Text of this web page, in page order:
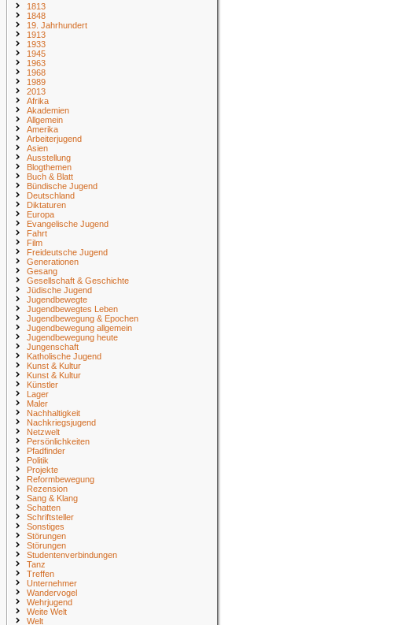
1813
1848
19. Jahrhundert
1913
1933
1945
1963
1968
1989
2013
Afrika
Akademien
Allgemein
Amerika
Arbeiterjugend
Asien
Ausstellung
Blogthemen
Buch & Blatt
Bündische Jugend
Deutschland
Diktaturen
Europa
Evangelische Jugend
Fahrt
Film
Freideutsche Jugend
Generationen
Gesang
Gesellschaft & Geschichte
Jüdische Jugend
Jugendbewegte
Jugendbewegtes Leben
Jugendbewegung & Epochen
Jugendbewegung allgemein
Jugendbewegung heute
Jungenschaft
Katholische Jugend
Kunst & Kultur
Kunst & Kultur
Künstler
Lager
Maler
Nachhaltigkeit
Nachkriegsjugend
Netzwelt
Persönlichkeiten
Pfadfinder
Politik
Projekte
Reformbewegung
Rezension
Sang & Klang
Schatten
Schriftsteller
Sonstiges
Störungen
Störungen
Studentenverbindungen
Tanz
Treffen
Unternehmer
Wandervogel
Wehrjugend
Weite Welt
Welt